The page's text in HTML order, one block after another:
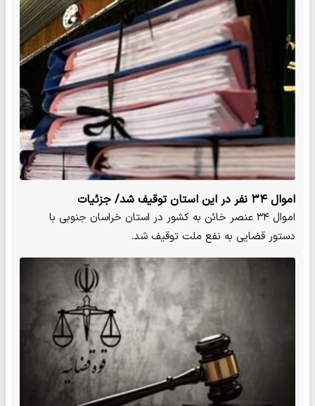
اموال ۳۴ نفر در این استان توقیف شد/ جزئیات
اموال ۳۴ عنصر خائن به کشور در استان خراسان جنوبی با
دستور قضایی به نفع ملت توقیف شد.